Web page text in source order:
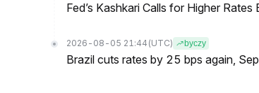
Fed’s Kashkari Calls for Higher
2026-08-05 21:44 (UTC) byczy
Brazil cuts rates by 25 bps again,